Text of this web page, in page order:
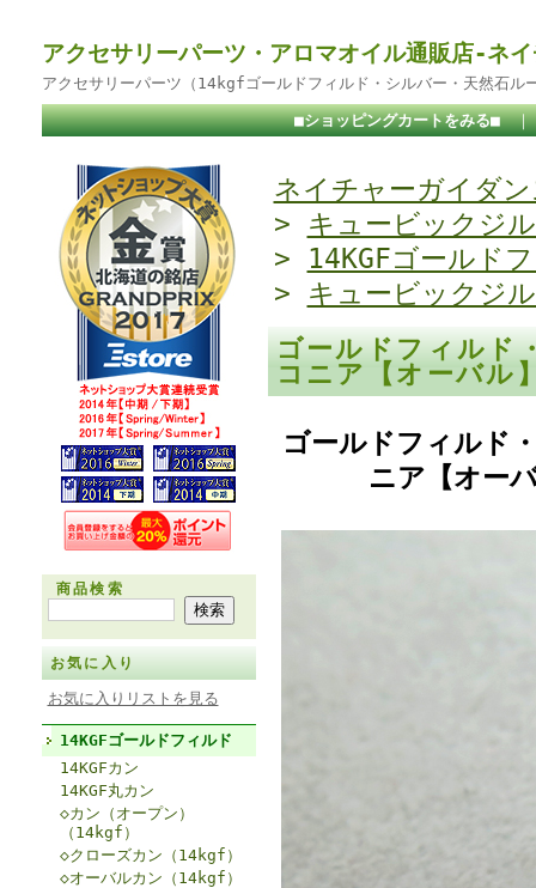
アクセサリーパーツ・アロマオイル通販店-ネ
アクセサリーパーツ（14kgfゴールドフィルド・シルバー・天然石ル
■ショッピングカートをみる■
商品検索
お気に入り
お気に入りリストを見る
14KGFゴールドフィルド
14KGFカン
14KGF丸カン
◇カン（オープン）
（14kgf）
◇クローズカン（14kgf）
◇オーバルカン（14kgf）
ネイチャーガイダン
> キュービックジ
> 14KGFゴールド
> キュービックジ
ゴールドフィルド
コニア【オーバ
ゴールドフィルド
ニア【オー